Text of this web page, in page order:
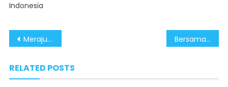
Indonesia
Post
Merajut Persatuan Pasca Pilkada 2024: Saatnya Fokus pada Pembangunan Bersama Perangi Judi Online: Kesadaran Publik Jadi Pilar Penting Untuk Lindungi Masyarakat
RELATED POSTS